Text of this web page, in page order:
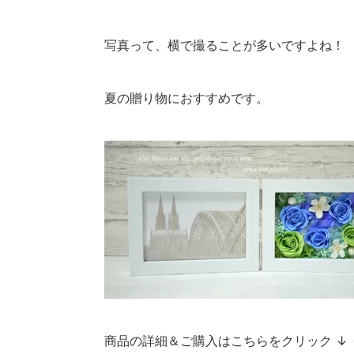
写真って、横で撮ることが多いですよね！
夏の贈り物におすすめです。
商品の詳細＆ご購入はこちらをクリック